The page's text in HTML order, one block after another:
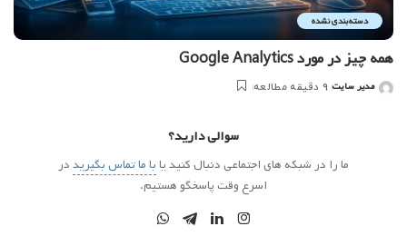
دسته‌بندی نشده
همه چیز در مورد Google Analytics
ارسالمدیر سایت 9 دقیقه مطالعه
سوالی دارید؟
ما را در شبکه های اجتماعی دنبال کنید یابا ما تماس بگیریددر
اسرع وقت پاسخگو هستیم.